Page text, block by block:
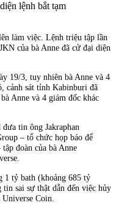
lệnh bắt tạm
làm việc. Lệnh triệu tập lần
của bà Anne đã cử đại diện
19/3, tuy nhiên bà Anne và 4
cảnh sát tỉnh Kabinburi đã
Anne và 4 giám đốc khác
tin ông Jakraphan
– tổ chức họp báo để
đoàn của bà Anne
1 tỷ bath (khoảng 685 tỷ
sai sự thật dẫn đến việc hủy
Coin.